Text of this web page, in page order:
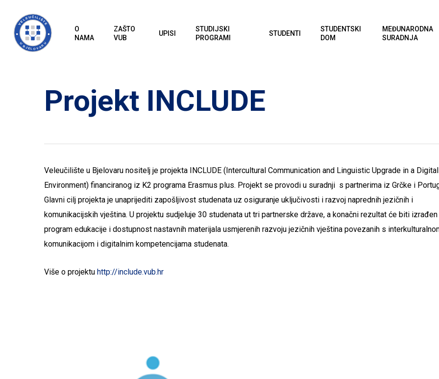
main
content
O
NAMA
ZAŠTO
VUB
UPISI
STUDIJSKI
PROGRAMI
STUDENTI
STUDENTSKI
DOM
MEĐUNARODNA
SURADNJA
Projekt INCLUDE
Veleučilište u Bjelovaru nositelj je projekta INCLUDE (Intercultural Communication and Linguistic Upgrade in a Digital
Environment) financiranog iz K2 programa Erasmus plus. Projekt se provodi u suradnji s partnerima iz Grčke i
Glavni cilj projekta je unaprijediti zapošljivost studenata uz osiguranje uključivosti i razvoj naprednih jezičnih i
komunikacijskih vještina. U projektu sudjeluje 30 studenata ut tri partnerske države, a konačni rezultat će biti izrađen
program edukacije i dostupnost nastavnih materijala usmjerenih razvoju jezičnih vještina povezanih s
komunikacijom i digitalnim kompetencijama studenata.
Više o projektuhttp://include.vub.hr